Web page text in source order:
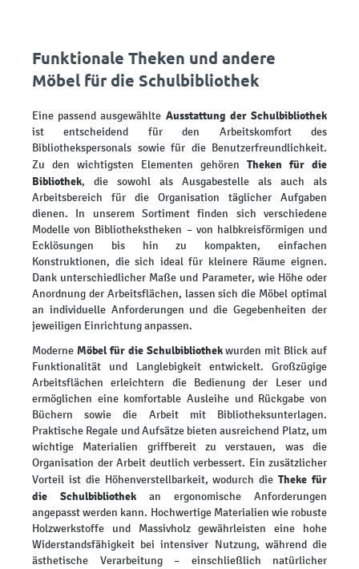
Funktionale Theken und andere
Möbel für die Schulbibliothek
Eine passend ausgewählte Ausstattung der Schulbibliothek
ist entscheidend für den Arbeitskomfort des
Bibliothekspersonals sowie für die Benutzerfreundlichkeit.
Zu den wichtigsten Elementen gehören Theken für die
Bibliothek, die sowohl als Ausgabestelle als auch als
Arbeitsbereich für die Organisation täglicher Aufgaben
dienen. In unserem Sortiment finden sich verschiedene
Modelle von Bibliothekstheken – von halbkreisförmigen und
Ecklösungen bis hin zu kompakten, einfachen
Konstruktionen, die sich ideal für kleinere Räume eignen.
Dank unterschiedlicher Maße und Parameter, wie Höhe oder
Anordnung der Arbeitsflächen, lassen sich die Möbel optimal
an individuelle Anforderungen und die Gegebenheiten der
jeweiligen Einrichtung anpassen.
Moderne Möbel für die Schulbibliothekwurden mit Blick auf
Funktionalität und Langlebigkeit entwickelt. Großzügige
Arbeitsflächen erleichtern die Bedienung der Leser und
ermöglichen eine komfortable Ausleihe und Rückgabe von
Büchern sowie die Arbeit mit Bibliotheksunterlagen.
Praktische Regale und Aufsätze bieten ausreichend Platz, um
wichtige Materialien griffbereit zu verstauen, was die
Organisation der Arbeit deutlich verbessert. Ein zusätzlicher
Vorteil ist die Höhenverstellbarkeit, wodurch dieTheke für
die Schulbibliothek an ergonomische Anforderungen
angepasst werden kann. Hochwertige Materialien wie robuste
Holzwerkstoffe und Massivholz gewährleisten eine hohe
Widerstandsfähigkeit bei intensiver Nutzung, während die
ästhetische Verarbeitung – einschließlich natürlicher